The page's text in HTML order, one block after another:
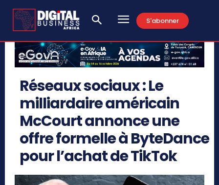
S'abonner
Réseaux sociaux : Le
milliardaire américain
McCourt annonce une
offre formelle à ByteDance
pour l’achat de TikTok